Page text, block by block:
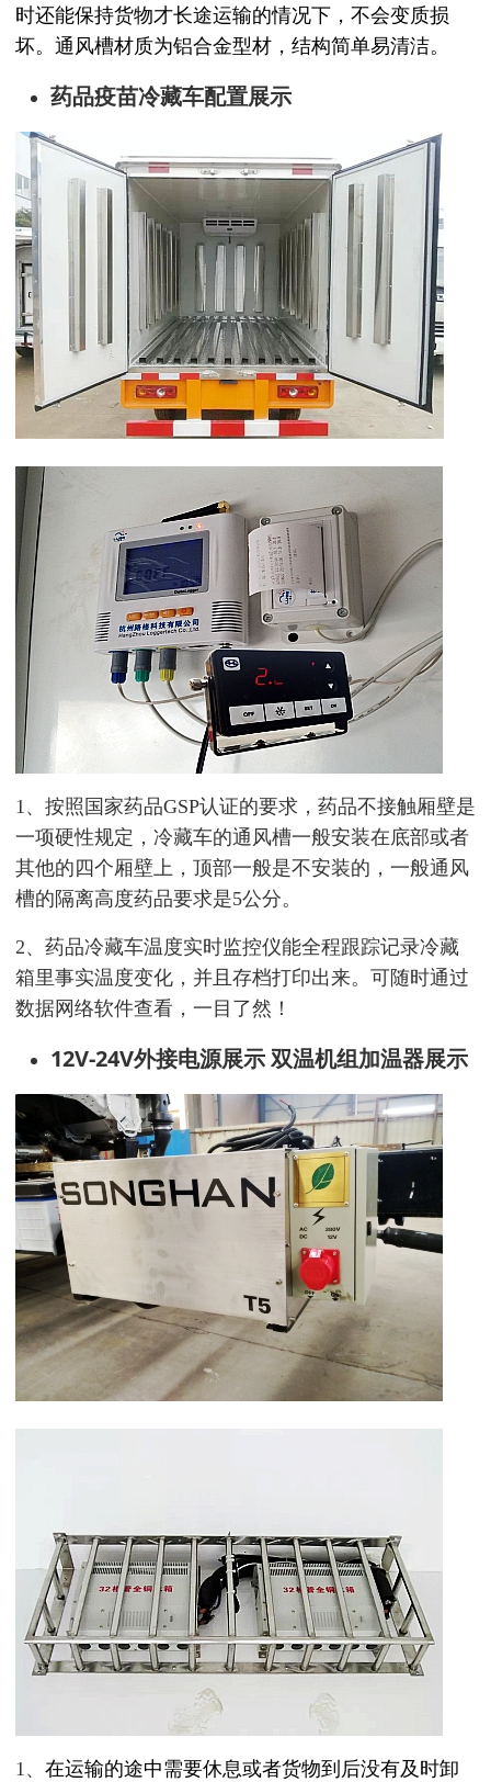
时还能保持货物才长途运输的情况下，不会变质损
坏。通风槽材质为铝合金型材，结构简单易清洁。
药品疫苗冷藏车配置展示
1、 按照国家药品GSP认证的要求，药品不接触厢壁是
一项硬性规定， 冷藏车的通风槽一般安装在底部或者
其他的四个厢壁上，顶部一般是不安装的， 一般通风
槽的隔离高度药品要求是5公分。
2、药品冷藏车温度实时监控仪能全程跟踪记录冷藏
箱里事实温度变化， 并且存档打印出来。可随时通过
数据网络软件查看，一目了然！
12V-24V外接电源展示 双温机组加温器展示
1、 在运输的途中需要休息或者货物到后没有及时卸